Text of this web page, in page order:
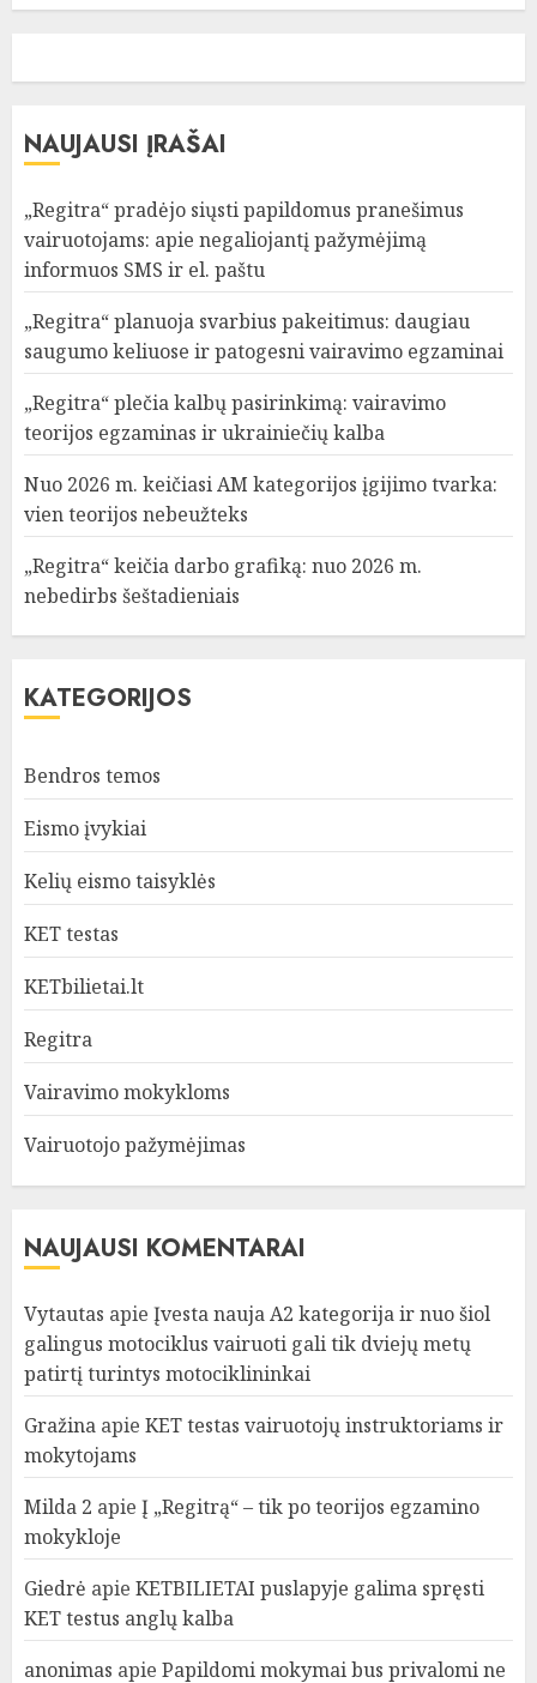
NAUJAUSI ĮRAŠAI
„Regitra“ pradėjo siųsti papildomus pranešimus
vairuotojams: apie negaliojantį pažymėjimą
informuos SMS ir el. paštu
„Regitra“ planuoja svarbius pakeitimus: daugiau
saugumo keliuose ir patogesni vairavimo egzaminai
„Regitra“ plečia kalbų pasirinkimą: vairavimo
teorijos egzaminas ir ukrainiečių kalba
Nuo 2026 m. keičiasi AM kategorijos įgijimo tvarka:
vien teorijos nebeužteks
„Regitra“ keičia darbo grafiką: nuo 2026 m.
nebedirbs šeštadieniais
KATEGORIJOS
Bendros temos
Eismo įvykiai
Kelių eismo taisyklės
KET testas
KETbilietai.lt
Regitra
Vairavimo mokykloms
Vairuotojo pažymėjimas
NAUJAUSI KOMENTARAI
Vytautas apie Įvesta nauja A2 kategorija ir nuo šiol
galingus motociklus vairuoti gali tik dviejų metų
patirtį turintys motociklininkai
Gražina apie KET testas vairuotojų instruktoriams ir
mokytojams
Milda 2 apie Į „Regitrą“ – tik po teorijos egzamino
mokykloje
Giedrė apie KETBILIETAI puslapyje galima spręsti
KET testus anglų kalba
anonimas apie Papildomi mokymai bus privalomi ne